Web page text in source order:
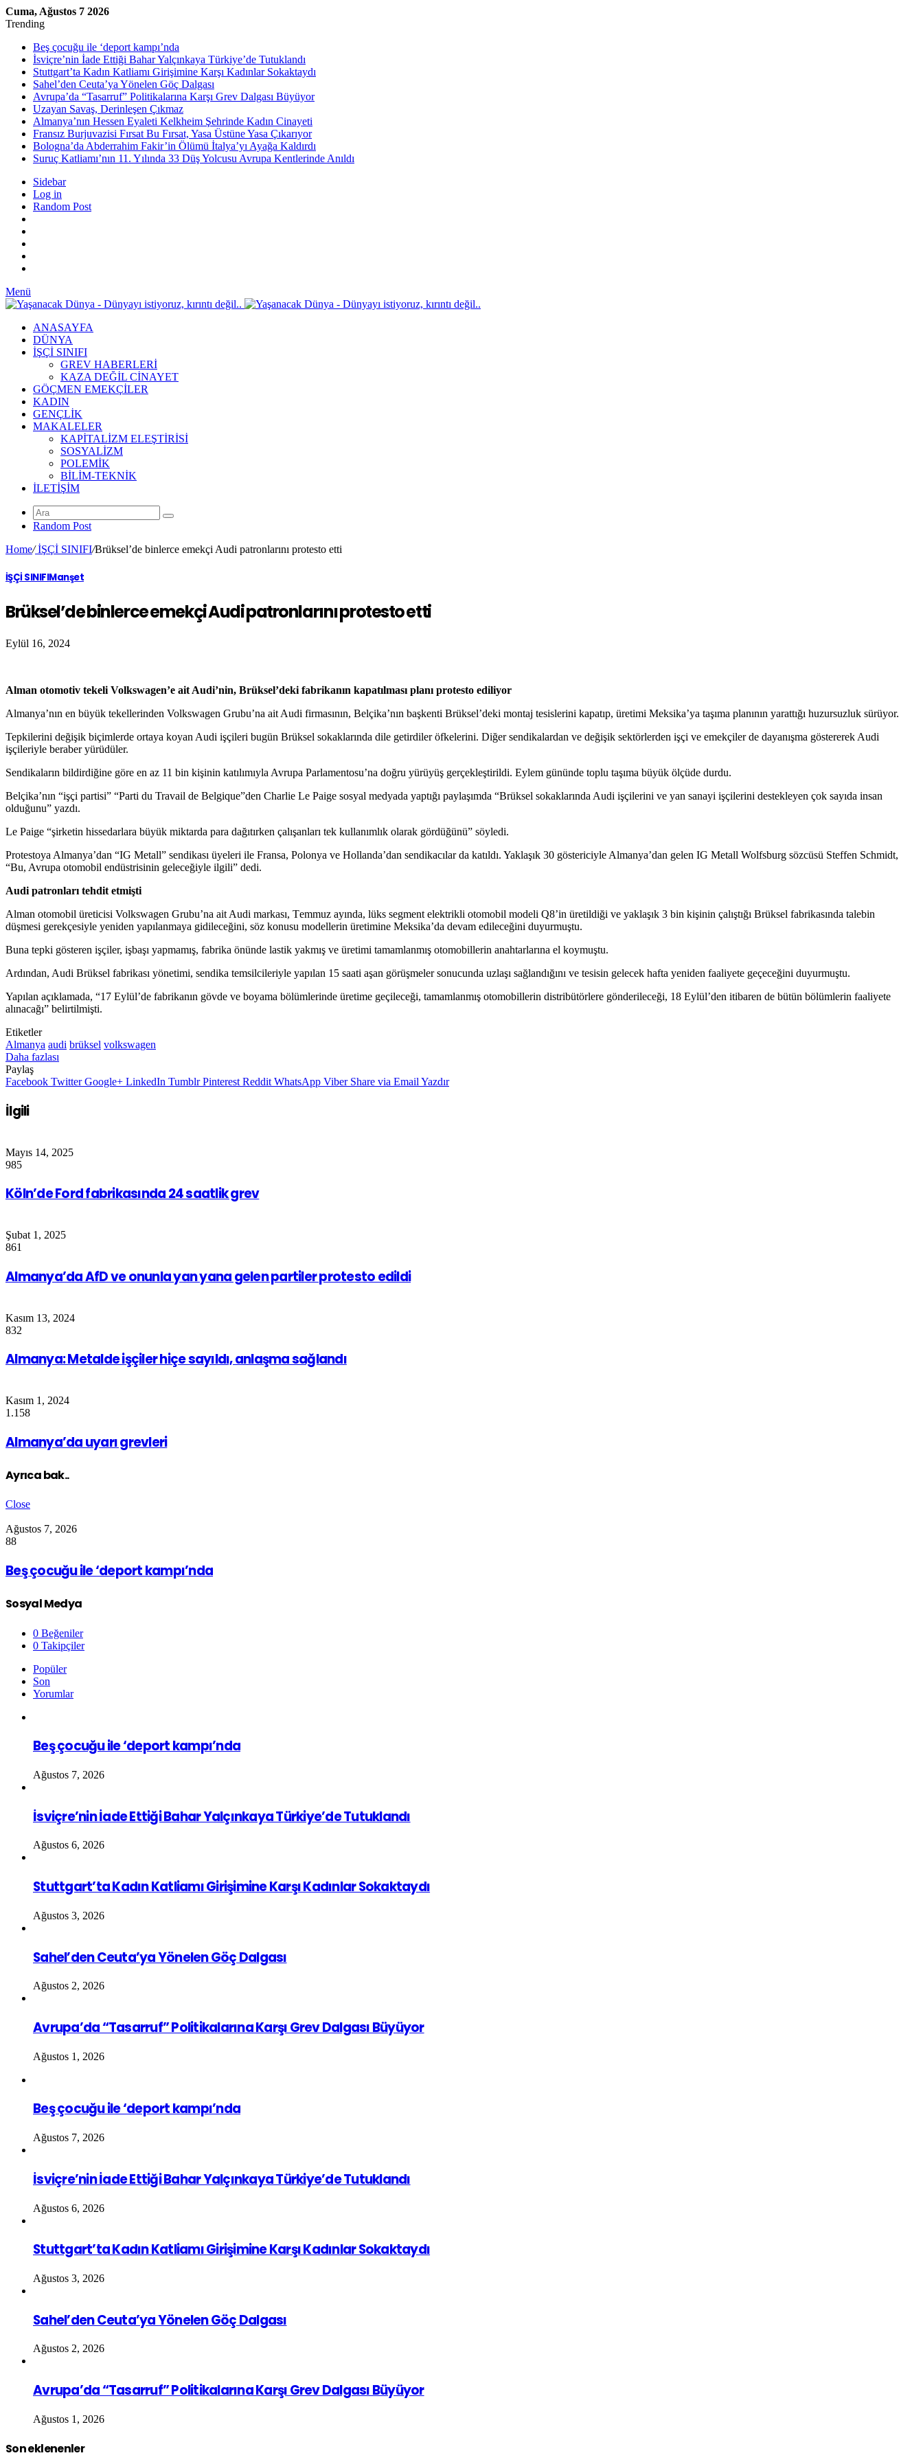
Cuma, Ağustos 7 2026
Trending
Beş çocuğu ile ‘deport kampı’nda
İsviçre’nin İade Ettiği Bahar Yalçınkaya Türkiye’de Tutuklandı
Stuttgart’ta Kadın Katliamı Girişimine Karşı Kadınlar Sokaktaydı
Sahel’den Ceuta’ya Yönelen Göç Dalgası
Avrupa’da “Tasarruf” Politikalarına Karşı Grev Dalgası Büyüyor
Uzayan Savaş, Derinleşen Çıkmaz
Almanya’nın Hessen Eyaleti Kelkheim Şehrinde Kadın Cinayeti
Fransız Burjuvazisi Fırsat Bu Fırsat, Yasa Üstüne Yasa Çıkarıyor
Bologna’da Abderrahim Fakir’in Ölümü İtalya’yı Ayağa Kaldırdı
Suruç Katliamı’nın 11. Yılında 33 Düş Yolcusu Avrupa Kentlerinde Anıldı
Sidebar
Log in
Random Post
Menü
ANASAYFA
DÜNYA
İŞÇİ SINIFI
GREV HABERLERİ
KAZA DEĞİL CİNAYET
GÖÇMEN EMEKÇİLER
KADIN
GENÇLİK
MAKALELER
KAPİTALİZM ELEŞTİRİSİ
SOSYALİZM
POLEMİK
BİLİM-TEKNİK
ILETIŞIM
Random Post
Home/İŞÇİ SINIFI/Brüksel’de binlerce emekçi Audi patronlarını protesto etti
İŞÇİ SINIFIManşet
Brüksel’de binlerce emekçi Audi patronlarını protesto etti
Eylül 16, 2024
Alman otomotiv tekeli Volkswagen’e ait Audi’nin, Brüksel’deki fabrikanın kapatılması planı protesto ediliyor
Almanya’nın en büyük tekellerinden Volkswagen Grubu’na ait Audi firmasının, Belçika’nın başkenti Brüksel’deki montaj tesislerini kapatıp, üretimi Meksika’ya taşıma planının yarattığı huzursuzluk sürüyor.
Tepkilerini değişik biçimlerde ortaya koyan Audi işçileri bugün Brüksel sokaklarında dile getirdiler öfkelerini. Diğer sendikalardan ve değişik sektörlerden işçi ve emekçiler de dayanışma göstererek Audi
işçileriyle beraber yürüdüler.
Sendikaların bildirdiğine göre en az 11 bin kişinin katılımıyla Avrupa Parlamentosu’na doğru yürüyüş gerçekleştirildi. Eylem gününde toplu taşıma büyük ölçüde durdu.
Belçika’nın “işçi partisi” “Parti du Travail de Belgique”den Charlie Le Paige sosyal medyada yaptığı paylaşımda “Brüksel sokaklarında Audi işçilerini ve yan sanayi işçilerini destekleyen çok sayıda insan
olduğunu” yazdı.
Le Paige “şirketin hissedarlara büyük miktarda para dağıtırken çalışanları tek kullanımlık olarak gördüğünü” söyledi.
Protestoya Almanya’dan “IG Metall” sendikası üyeleri ile Fransa, Polonya ve Hollanda’dan sendikacılar da katıldı. Yaklaşık 30 göstericiyle Almanya’dan gelen IG Metall Wolfsburg sözcüsü Steffen Schmidt,
“Bu, Avrupa otomobil endüstrisinin geleceğiyle ilgili” dedi.
Audi patronları tehdit etmişti
Alman otomobil üreticisi Volkswagen Grubu’na ait Audi markası, Temmuz ayında, lüks segment elektrikli otomobil modeli Q8’in üretildiği ve yaklaşık 3 bin kişinin çalıştığı Brüksel fabrikasında talebin
düşmesi gerekçesiyle yeniden yapılanmaya gidileceğini, söz konusu modellerin üretimine Meksika’da devam edileceğini duyurmuştu.
Buna tepki gösteren işçiler, işbaşı yapmamış, fabrika önünde lastik yakmış ve üretimi tamamlanmış otomobillerin anahtarlarına el koymuştu.
Ardından, Audi Brüksel fabrikası yönetimi, sendika temsilcileriyle yapılan 15 saati aşan görüşmeler sonucunda uzlaşı sağlandığını ve tesisin gelecek hafta yeniden faaliyete geçeceğini duyurmuştu.
Yapılan açıklamada, “17 Eylül’de fabrikanın gövde ve boyama bölümlerinde üretime geçileceği, tamamlanmış otomobillerin distribütörlere gönderileceği, 18 Eylül’den itibaren de bütün bölümlerin faaliyete
alınacağı” belirtilmişti.
Etiketler
Almanya audi brüksel volkswagen
Daha fazlası
Paylaş
Facebook Twitter Google+ LinkedIn Tumblr Pinterest Reddit WhatsApp Viber Share via Email Yazdır
İlgili
Mayıs 14, 2025
985
Köln’de Ford fabrikasında 24 saatlik grev
Şubat 1, 2025
861
Almanya’da AfD ve onunla yan yana gelen partiler protesto edildi
Kasım 13, 2024
832
Almanya: Metalde işçiler hiçe sayıldı, anlaşma sağlandı
Kasım 1, 2024
1.158
Almanya’da uyarı grevleri
Ayrıca bak..
Close
Ağustos 7, 2026
88
Beş çocuğu ile ‘deport kampı’nda
Sosyal Medya
0 Beğeniler
0 Takipçiler
Popüler
Son
Yorumlar
Beş çocuğu ile ‘deport kampı’nda
Ağustos 7, 2026
İsviçre’nin İade Ettiği Bahar Yalçınkaya Türkiye’de Tutuklandı
Ağustos 6, 2026
Stuttgart’ta Kadın Katliamı Girişimine Karşı Kadınlar Sokaktaydı
Ağustos 3, 2026
Sahel’den Ceuta’ya Yönelen Göç Dalgası
Ağustos 2, 2026
Avrupa’da “Tasarruf” Politikalarına Karşı Grev Dalgası Büyüyor
Ağustos 1, 2026
Beş çocuğu ile ‘deport kampı’nda
Ağustos 7, 2026
İsviçre’nin İade Ettiği Bahar Yalçınkaya Türkiye’de Tutuklandı
Ağustos 6, 2026
Stuttgart’ta Kadın Katliamı Girişimine Karşı Kadınlar Sokaktaydı
Ağustos 3, 2026
Sahel’den Ceuta’ya Yönelen Göç Dalgası
Ağustos 2, 2026
Avrupa’da “Tasarruf” Politikalarına Karşı Grev Dalgası Büyüyor
Ağustos 1, 2026
Son eklenenler